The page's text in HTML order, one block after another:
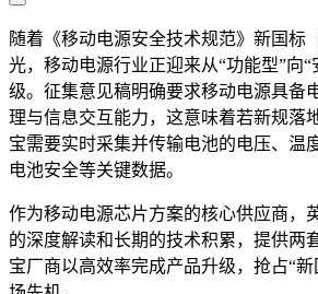
随着《移动电源安全技术规范》新国标
光，移动电源行业正迎来从“功能型”向
级。征集意见稿明确要求移动电源具备
理与信息交互能力，这意味着若新规落
宝需要实时采集并传输电池的电压、温
电池安全等关键数据。
作为移动电源芯片方案的核心供应商，
的深度解读和长期的技术积累，提供两
宝厂商以高效率完成产品升级，抢占“